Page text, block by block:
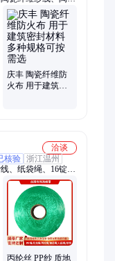
维纸、陶瓷纤维
庆丰 陶瓷纤维防
火布 用于建筑密
洽谈
核验 浙江温州
、纸袋绳、16锭pp
箱包pp绳、背包棉
绳、裤绳棉线、丙
饼盒包装、手提袋
丙纶丝 PP纱 质地